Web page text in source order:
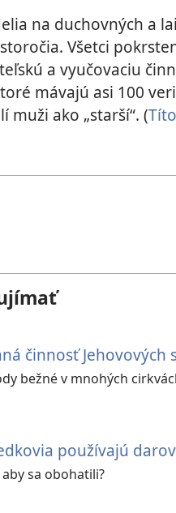
na duchovných a
Všetci
a vyučovaciu
mávajú asi 100
muži ako „starší“. (
činnosť Jehovových
bežné v mnohých
používajú
sa obohatili?